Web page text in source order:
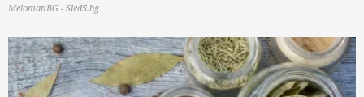
MelomanBG - Sled5.bg